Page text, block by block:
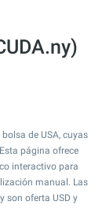
de USA, cuyas
página ofrece
interactivo para
manual. Las
son oferta USD y